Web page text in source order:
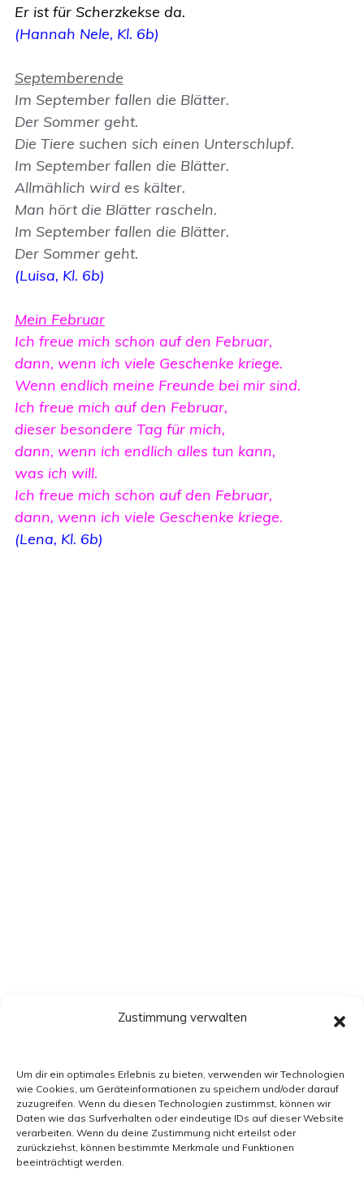
Zustimmung verwalten
Um dir ein optimales Erlebnis zu bieten, verwenden wir Technologien
wie Cookies, um Geräteinformationen zu speichern und/oder darauf
zuzugreifen. Wenn du diesen Technologien zustimmst, können wir
Daten wie das Surfverhalten oder eindeutige IDs auf dieser Website
verarbeiten. Wenn du deine Zustimmung nicht erteilst oder
zurückziehst, können bestimmte Merkmale und Funktionen
beeinträchtigt werden.
Er ist für Scherzkekse da.
(Hannah Nele, Kl. 6b)
Septemberende
Im September fallen die Blätter.
Der Sommer geht.
Die Tiere suchen sich einen Unterschlupf.
Im September fallen die Blätter.
Allmählich wird es kälter.
Man hört die Blätter rascheln.
Im September fallen die Blätter.
Der Sommer geht.
(Luisa, Kl. 6b)
Mein Februar
Ich freue mich schon auf den Februar,
dann, wenn ich viele Geschenke kriege.
Wenn endlich meine Freunde bei mir sind.
Ich freue mich auf den Februar,
dieser besondere Tag für mich,
dann, wenn ich endlich alles tun kann,
was ich will.
Ich freue mich schon auf den Februar,
dann, wenn ich viele Geschenke kriege.
(Lena, Kl. 6b)